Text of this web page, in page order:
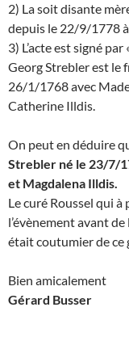
2) La soit disante
depuis le 22/9/1778
3) L’acte est signé
Georg Strebler est le
26/1/1768 avec
Catherine Illdis.
On peut en déduire
Strebler né le 23/7/
et Magdalena Illdis.
Le curé Roussel qui
l’évènement avant
était coutumier de ce
Bien amicalement
Gérard Busser